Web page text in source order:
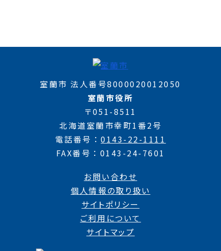
室蘭市 法人番号8000020012050
室蘭市役所
〒051-8511
北海道室蘭市幸町1番2号
電話番号
0143-22-1111
FAX番号
0143-24-7601
お問い合わせ
個人情報の取り扱い
サイトポリシー
ご利用について
サイトマップ